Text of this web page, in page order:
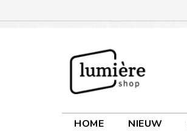
HOME NIEUW